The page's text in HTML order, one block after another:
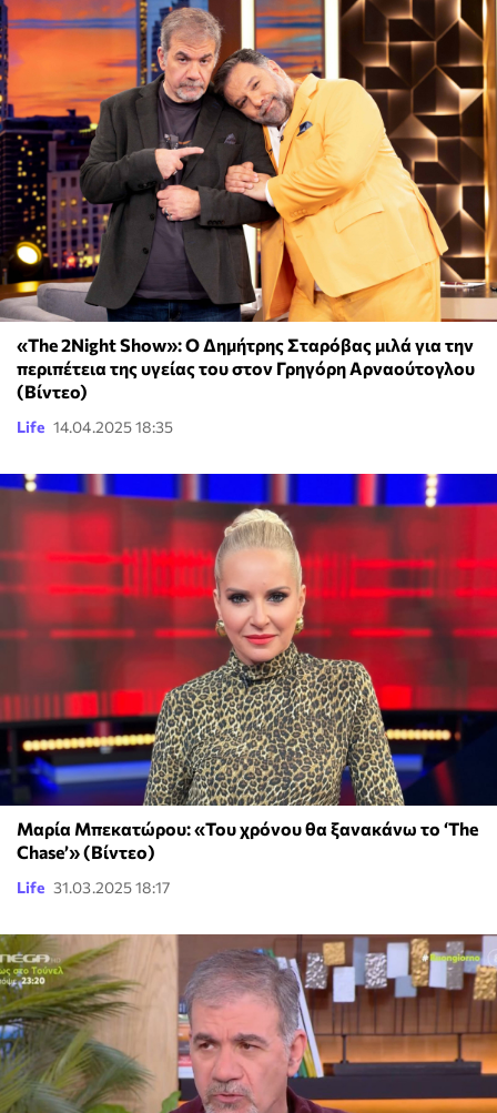
«The 2Night Show»: Ο Δημήτρης Σταρόβας μιλά για την
περιπέτεια της υγείας του στον Γρηγόρη Αρναούτογλου
(Βίντεο)
Life 14.04.2025 18:35
Μαρία Μπεκατώρου: «Του χρόνου θα ξανακάνω το ‘The
Chase’» (Βίντεο)
Life 31.03.2025 18:17